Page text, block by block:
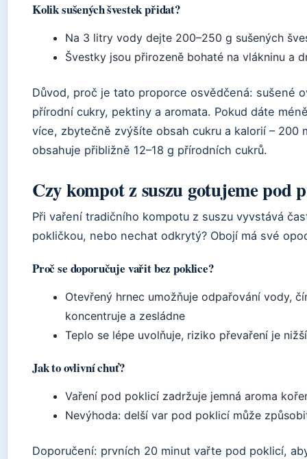
Kolik sušených švestek přidat?
Na 3 litry vody dejte 200–250 g sušených
Švestky jsou přirozeně bohaté na vlákninu a
Důvod, proč je tato proporce osvědčená: sušené
přírodní cukry, pektiny a aromata. Pokud dáte
více, zbytečně zvýšíte obsah cukru a kalorií – 200
obsahuje přibližně 12–18 g přírodních cukrů.
Czy kompot z suszu gotujeme pod
Při vaření tradičního kompotu z suszu vyvstává
pokličkou, nebo nechat odkrytý? Obojí má své
Proč se doporučuje vařit bez poklice?
Otevřený hrnec umožňuje odpařování vody,
koncentruje a zesládne
Teplo se lépe uvolňuje, riziko převaření je nižší
Jak to ovlivní chuť?
Vaření pod poklicí zadržuje jemná aroma
Nevýhoda: delší var pod poklicí může
Doporučení: prvních 20 minut vařte pod poklicí,